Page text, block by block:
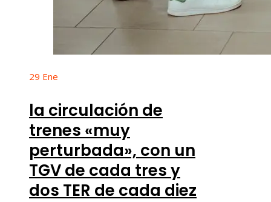
29 Ene
la circulación de
trenes «muy
perturbada», con un
TGV de cada tres y
dos TER de cada diez